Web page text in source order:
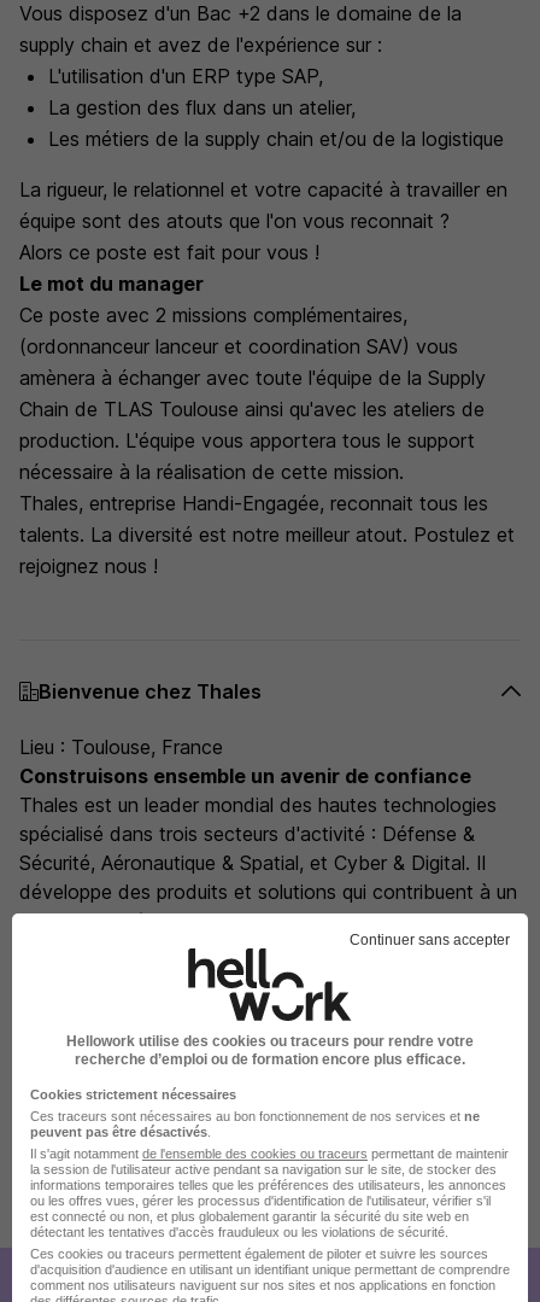
Vous disposez d'un Bac +2 dans le domaine de la
supply chain et avez de l'expérience sur :
L'utilisation d'un ERP type SAP,
La gestion des flux dans un atelier,
Les métiers de la supply chain et/ou de la logistique
La rigueur, le relationnel et votre capacité à travailler en
équipe sont des atouts que l'on vous reconnait ?
Alors ce poste est fait pour vous !
Le mot du manager
Ce poste avec 2 missions complémentaires,
(ordonnanceur lanceur et coordination SAV) vous
amènera à échanger avec toute l'équipe de la Supply
Chain de TLAS Toulouse ainsi qu'avec les ateliers de
production. L'équipe vous apportera tous le support
nécessaire à la réalisation de cette mission.
Thales, entreprise Handi-Engagée, reconnait tous les
talents. La diversité est notre meilleur atout. Postulez et
rejoignez nous !
Bienvenue chez Thales
Lieu : Toulouse, France
Construisons ensemble un avenir de confiance
Thales est un leader mondial des hautes technologies
spécialisé dans trois secteurs d'activité : Défense &
Sécurité, Aéronautique & Spatial, et Cyber & Digital. Il
développe des produits et solutions qui contribuent à un
monde plus sûr, plus respectueux de l'environnement et
plus inclusif. Le Groupe investit près de 4,5 milliards
d'euros par an en Recherche & Développement,
notamment dans des domaines clés de l'innovation tels
que l'IA, la cybersécurité, le quantique, les technologies
du cloud et la 6G. Thales compte près de 85 000
collaborateurs dans 65 pays.
Nos engagements, vos avantages
Publiée le 18/07/2026 - Réf : R0328454
Continuer sans accepter
Hellowork utilise des cookies ou traceurs pour rendre votre
recherche d’emploi ou de formation encore plus efficace.
Cookies strictement nécessaires
Ces traceurs sont nécessaires au bon fonctionnement de nos services et ne
peuvent pas être désactivés
Il s'agit notamment de l'ensemble des cookies ou traceurs permettant de maintenir
la session de l'utilisateur active pendant sa navigation sur le site, de stocker des
informations temporaires telles que les préférences des utilisateurs, les annonces
ou les offres vues, gérer les processus d'identification de l'utilisateur, vérifier s'il
est connecté ou non, et plus globalement garantir la sécurité du site web en
détectant les tentatives d'accès frauduleux ou les violations de sécurité.
Ces cookies ou traceurs permettent également de piloter et suivre les sources
d'acquisition d'audience en utilisant un identifiant unique permettant de comprendre
comment nos utilisateurs naviguent sur nos sites et nos applications en fonction